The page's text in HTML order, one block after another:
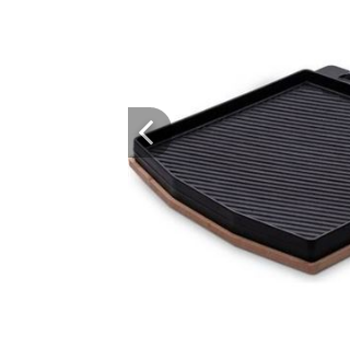
Previous